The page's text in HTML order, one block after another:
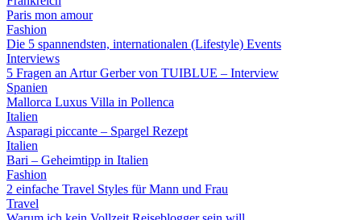
Paris mon amour
Fashion
Die 5 spannendsten, internationalen (Lifestyle) Events
Interviews
5 Fragen an Artur Gerber von TUIBLUE – Interview
Spanien
Mallorca Luxus Villa in Pollenca
Italien
Asparagi piccante – Spargel Rezept
Italien
Bari – Geheimtipp in Italien
Fashion
2 einfache Travel Styles für Mann und Frau
Travel